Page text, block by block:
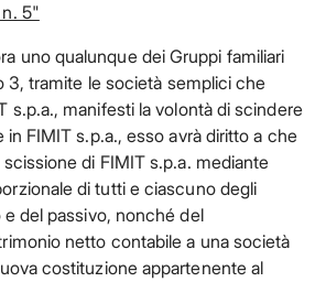
5"
uno qualunque dei Gruppi familiari
3, tramite le società semplici che
s.p.a., manifesti la volontà di scindere
in FIMIT s.p.a., esso avrà diritto a che
di FIMIT s.p.a. mediante
di tutti e ciascuno degli
del passivo, nonché del
netto contabile a una società
costituzione appartenente al